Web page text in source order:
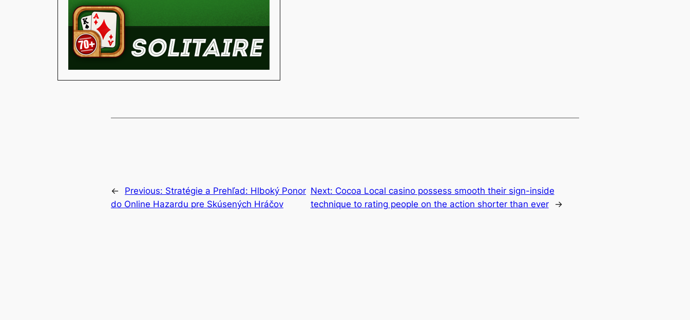
← Previous: Stratégie a Prehľad: Hlboký Ponor
do Online Hazardu pre Skúsených Hráčov
Next: Cocoa Local casino possess smooth their sign-inside
technique to rating people on the action shorter than ever
→